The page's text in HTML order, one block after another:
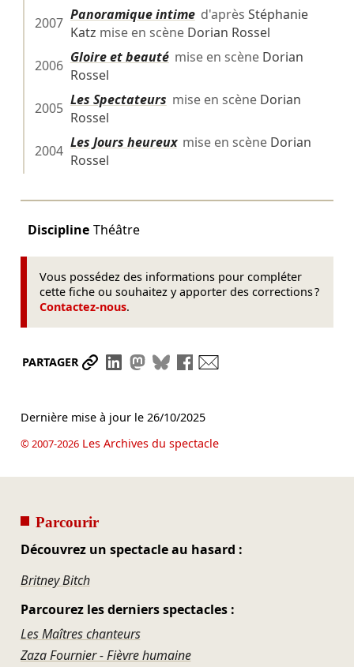
2007 Panoramique intimed'après Stéphanie
Katz mise en scène Dorian Rossel
2006 Gloire et beautémise en scène Dorian
Rossel
2005 Les Spectateurs mise en scène Dorian
Rossel
2004 Les Jours heureuxmise en scène Dorian
Rossel
Discipline Théâtre
Vous possédez des informations pour compléter
cette fiche ou souhaitez y apporter des corrections ?
Contactez-nous.
PARTAGER Partager le lien
Partager sur LinkedIn
Partager sur Mastodon
Partager sur Bluesky
Partager sur Facebook
Dernière mise à jour le 26/10/2025
© 2007-2026Les Archives du spectacle
Parcourir
Découvrez un spectacle au hasard :
Britney Bitch
Parcourez les derniers spectacles :
Les Maîtres chanteurs
Zaza Fournier - Fièvre humaine